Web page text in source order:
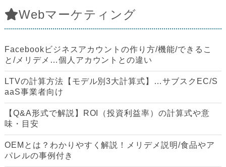
Webマーケティング
Facebookビジネスアカウントの作り方/機能/できるこ
と/メリデメ…個人アカウントとの違い
LTVの計算方法【モデル別3大計算式】…サブスクEC/S
aaS事業者向け
【Q&A形式で解説】ROI（投資利益率）の計算式や意
味・目安
OEMとは？わかりやすく解説！メリデメ説明/食品やア
パレルの事例付き